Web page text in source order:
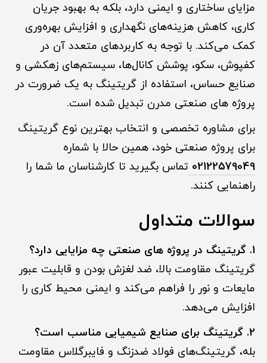
مزایای ساختاری و ایمنی دارد، بلکه به بهبود جریان
کاری، کاهش هزینه‌های نگهداری و افزایش بهره‌وری
کمک می‌کند. با توجه به کاربردهای متعدد آن در
کفپوش، سکو، پوشش کانال‌ها، سیستم‌های زهکشی و
صنایع حساس، استفاده از گریتینگ به یک ضرورت در
پروژه های صنعتی مدرن تبدیل شده است.
برای مشاوره تخصصی و انتخاب بهترین نوع گریتینگ
برای پروژه صنعتی خود، همین حالا با شماره
02122579049 تماس بگیرید تا کارشناسان ما شما را
راهنمایی کنند.
سوالات متداول
1. گریتینگ در پروژه های صنعتی چه مزایایی دارد؟
گریتینگ مقاومت بالا، ضد لغزش بودن و قابلیت عبور
مایعات و نور را فراهم می‌کند و ایمنی محیط کاری را
افزایش می‌دهد.
2. گریتینگ برای صنایع شیمیایی مناسب است؟
بله، گریتینگ‌های فولاد ضدزنگ و فایبرگلاس مقاومت